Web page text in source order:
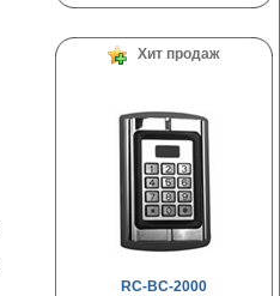
Хит продаж
RC-BC-2000